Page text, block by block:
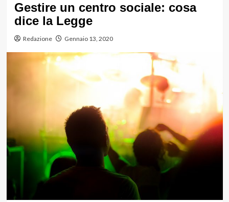
Gestire un centro sociale: cosa
dice la Legge
Redazione Gennaio 13, 2020